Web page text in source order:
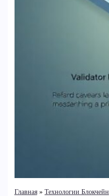
Главная
Технологии Блокчейн